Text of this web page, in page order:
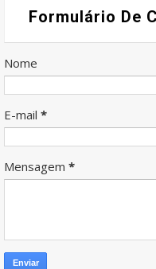
Formulário De
Nome
E-mail *
Mensagem *